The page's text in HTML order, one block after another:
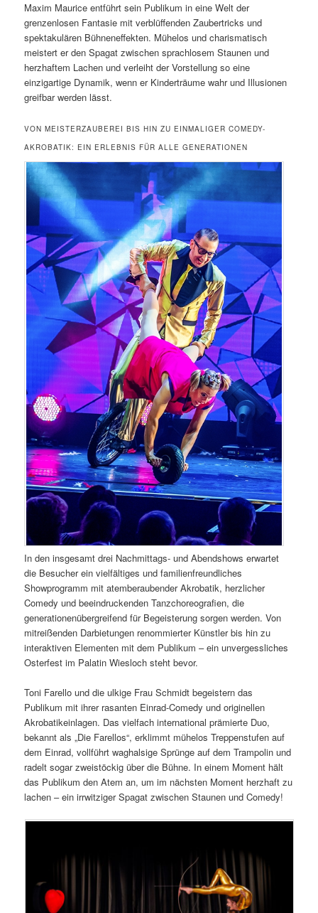
Maxim Maurice entführt sein Publikum in eine Welt der
grenzenlosen Fantasie mit verblüffenden Zaubertricks und
spektakulären Bühneneffekten. Mühelos und charismatisch
meistert er den Spagat zwischen sprachlosem Staunen und
herzhaftem Lachen und verleiht der Vorstellung so eine
einzigartige Dynamik, wenn er Kinderträume wahr und Illusionen
greifbar werden lässt.
VON MEISTERZAUBEREI BIS HIN ZU EINMALIGER COMEDY-
AKROBATIK: EIN ERLEBNIS FÜR ALLE GENERATIONEN
In den insgesamt drei Nachmittags- und Abendshows erwartet
die Besucher ein vielfältiges und familienfreundliches
Showprogramm mit atemberaubender Akrobatik, herzlicher
Comedy und beeindruckenden Tanzchoreografien, die
generationenübergreifend für Begeisterung sorgen werden. Von
mitreißenden Darbietungen renommierter Künstler bis hin zu
interaktiven Elementen mit dem Publikum – ein unvergessliches
Osterfest im Palatin Wiesloch steht bevor.
Toni Farello und die ulkige Frau Schmidt begeistern das
Publikum mit ihrer rasanten Einrad-Comedy und originellen
Akrobatikeinlagen. Das vielfach international prämierte Duo,
bekannt als „Die Farellos“, erklimmt mühelos Treppenstufen auf
dem Einrad, vollführt waghalsige Sprünge auf dem Trampolin und
radelt sogar zweistöckig über die Bühne. In einem Moment hält
das Publikum den Atem an, um im nächsten Moment herzhaft zu
lachen – ein irrwitziger Spagat zwischen Staunen und Comedy!